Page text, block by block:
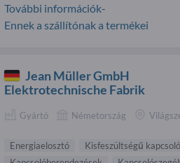
További információk-
Ennek a szállítónak a termékei
Jean Müller GmbH
Elektrotechnische Fabrik
Gyártó Németország
Energiaelosztó Kisfeszültségű